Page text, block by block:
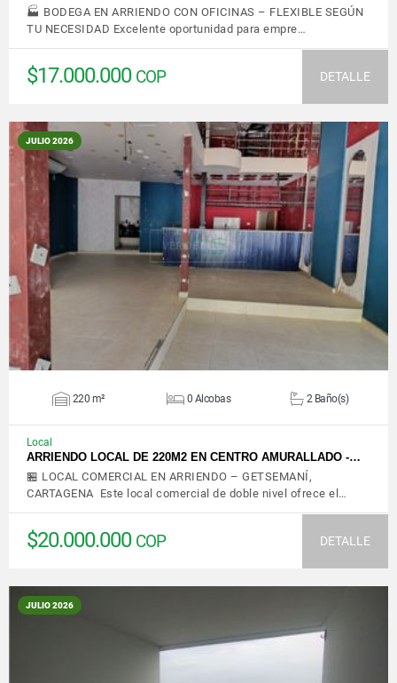
🏭 BODEGA EN ARRIENDO CON OFICINAS – FLEXIBLE SEGÚN
TU NECESIDAD Excelente oportunidad para empre…
$17.000.000 COP DETALLE
JULIO 2026
VER DETALLES
220 m² 0 Alcobas 2 Baño(s)
Local
ARRIENDO LOCAL DE 220M2 EN CENTRO AMURALLADO -…
🏪 LOCAL COMERCIAL EN ARRIENDO – GETSEMANÍ,
CARTAGENA Este local comercial de doble nivel ofrece el…
$20.000.000 COP DETALLE
JULIO 2026